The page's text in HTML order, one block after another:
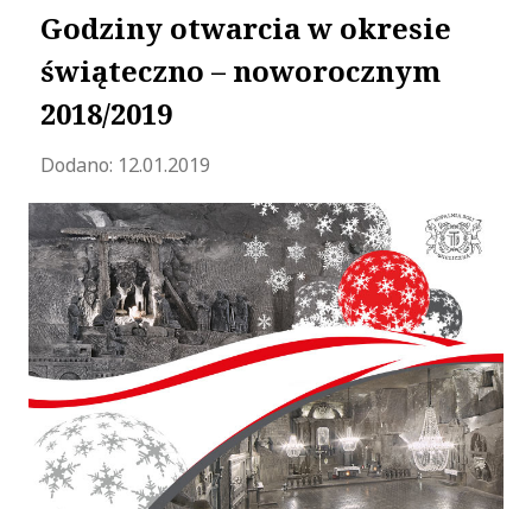
Godziny otwarcia w okresie
świąteczno – noworocznym
2018/2019
Dodano: 12.01.2019Zaktualizowano 2020-05-19 15:34:47